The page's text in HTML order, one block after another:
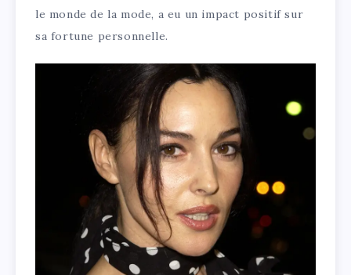
le monde de la mode, a eu un impact positif sur
sa fortune personnelle.